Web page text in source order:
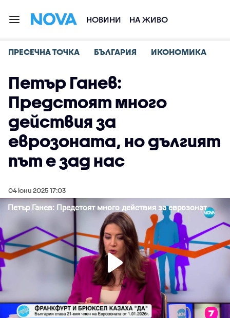
НОВИНИ НА ЖИВО
ПРЕСЕЧНА ТОЧКА БЪЛГАРИЯ ИКОНОМИКА
Петър Ганев:
Предстоят много
действия за
еврозоната, но дългият
път е зад нас
04 юни 2025 17:03